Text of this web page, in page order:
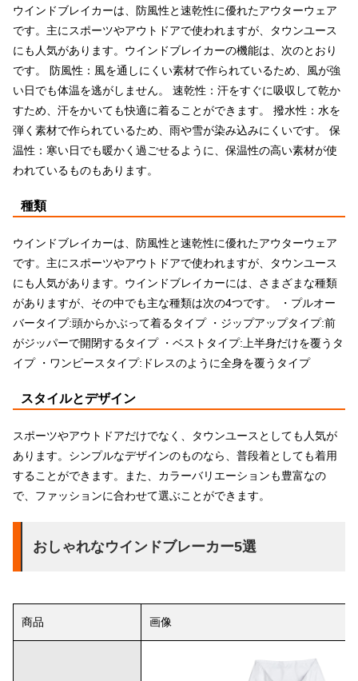
ウインドブレイカーは、防風性と速乾性に優れたアウターウェア
です。主にスポーツやアウトドアで使われますが、タウンユース
にも人気があります。ウインドブレイカーの機能は、次のとおり
です。 防風性：風を通しにくい素材で作られているため、風が強
い日でも体温を逃がしません。 速乾性：汗をすぐに吸収して乾か
すため、汗をかいても快適に着ることができます。 撥水性：水を
弾く素材で作られているため、雨や雪が染み込みにくいです。 保
温性：寒い日でも暖かく過ごせるように、保温性の高い素材が使
われているものもあります。
種類
ウインドブレイカーは、防風性と速乾性に優れたアウターウェア
です。主にスポーツやアウトドアで使われますが、タウンユース
にも人気があります。ウインドブレイカーには、さまざまな種類
がありますが、その中でも主な種類は次の4つです。 ・プルオー
バータイプ:頭からかぶって着るタイプ ・ジップアップタイプ:前
がジッパーで開閉するタイプ ・ベストタイプ:上半身だけを覆うタ
イプ ・ワンピースタイプ:ドレスのように全身を覆うタイプ
スタイルとデザイン
スポーツやアウトドアだけでなく、タウンユースとしても人気が
あります。シンプルなデザインのものなら、普段着としても着用
することができます。また、カラーバリエーションも豊富なの
で、ファッションに合わせて選ぶことができます。
おしゃれなウインドブレーカー5選
商品 画像